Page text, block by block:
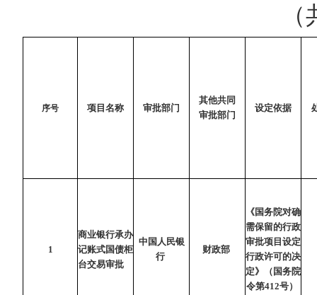
序号 项目名称 审批部门
其他共同
审批部门
设定依据
1
商业银行承办
记账式国债柜
台交易审批
中国人民银
行
财政部
《国务院对确
需保留的行政
审批项目设定
行政许可的决
定》（国务院
令第412号）